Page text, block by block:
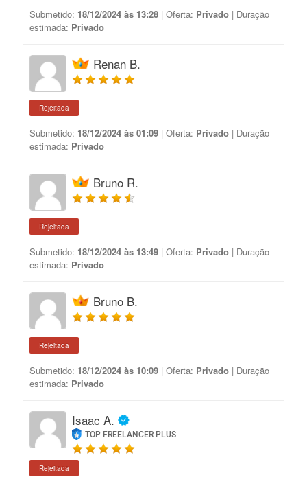
Submetido: 18/12/2024 às 13:28 | Oferta: Privado | Duração
estimada: Privado
Renan B.
Rejeitada
Submetido: 18/12/2024 às 01:09 | Oferta: Privado | Duração
estimada: Privado
Bruno R.
Rejeitada
Submetido: 18/12/2024 às 13:49 | Oferta: Privado | Duração
estimada: Privado
Bruno B.
Rejeitada
Submetido: 18/12/2024 às 10:09 | Oferta: Privado | Duração
estimada: Privado
Isaac A.
TOP FREELANCER PLUS
Rejeitada